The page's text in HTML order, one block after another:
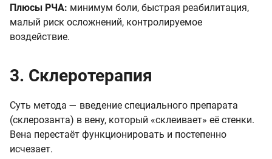
Плюсы РЧА: минимум боли, быстрая реабилитация,
малый риск осложнений, контролируемое
воздействие.
3. Склеротерапия
Суть метода — введение специального препарата
(склерозанта) в вену, который «склеивает» её стенки.
Вена перестаёт функционировать и постепенно
исчезает.